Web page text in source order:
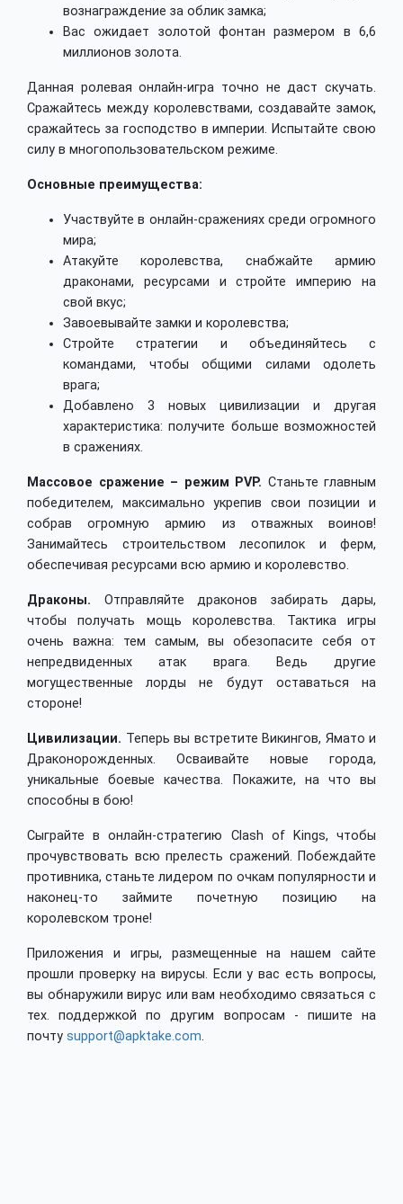
вознаграждение за облик замка;
Вас ожидает золотой фонтан размером в 6,6
миллионов золота.
Данная ролевая онлайн-игра точно не даст скучать.
Сражайтесь между королевствами, создавайте замок,
сражайтесь за господство в империи. Испытайте свою
силу в многопользовательском режиме.
Основные преимущества:
Участвуйте в онлайн-сражениях среди огромного
мира;
Атакуйте королевства, снабжайте армию
драконами, ресурсами и стройте империю на
свой вкус;
Завоевывайте замки и королевства;
Стройте стратегии и объединяйтесь с
командами, чтобы общими силами одолеть
врага;
Добавлено 3 новых цивилизации и другая
характеристика: получите больше возможностей
в сражениях.
Массовое сражение – режим PVP. Станьте главным
победителем, максимально укрепив свои позиции и
собрав огромную армию из отважных воинов!
Занимайтесь строительством лесопилок и ферм,
обеспечивая ресурсами всю армию и королевство.
Драконы. Отправляйте драконов забирать дары,
чтобы получать мощь королевства. Тактика игры
очень важна: тем самым, вы обезопасите себя от
непредвиденных атак врага. Ведь другие
могущественные лорды не будут оставаться на
стороне!
Цивилизации. Теперь вы встретите Викингов, Ямато и
Драконорожденных. Осваивайте новые города,
уникальные боевые качества. Покажите, на что вы
способны в бою!
Сыграйте в онлайн-стратегию Clash of Kings, чтобы
прочувствовать всю прелесть сражений. Побеждайте
противника, станьте лидером по очкам популярности и
наконец-то займите почетную позицию на
королевском троне!
Приложения и игры, размещенные на нашем сайте
прошли проверку на вирусы. Если у вас есть вопросы,
вы обнаружили вирус или вам необходимо связаться с
тех. поддержкой по другим вопросам - пишите на
почту support@apktake.com.